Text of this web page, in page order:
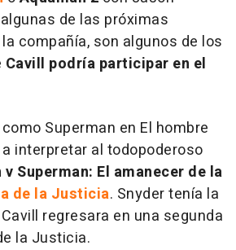
de las próximas
compañía, son algunos de los
Cavill podría participar en el
Superman en El hombre
interpretar al todopoderoso
v Superman: El amanecer de la
de la Justicia. Snyder tenía la
regresara en una segunda
la Justicia.